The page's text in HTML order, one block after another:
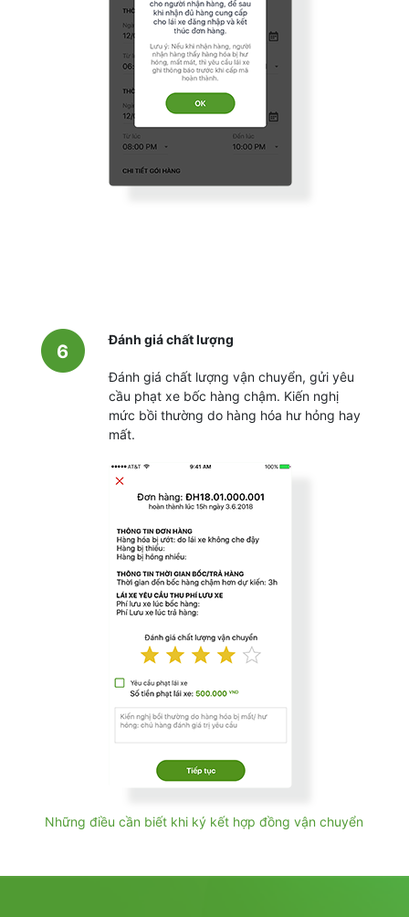
6
Đánh giá chất lượng
Đánh giá chất lượng vận chuyển, gửi yêu
cầu phạt xe bốc hàng chậm. Kiến nghị
mức bồi thường do hàng hóa hư hỏng hay
mất.
Những điều cần biết khi ký kết hợp đồng vận chuyển